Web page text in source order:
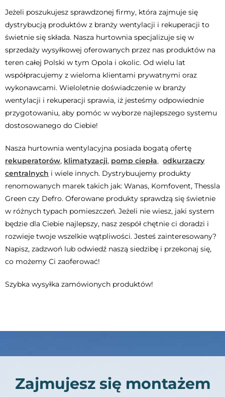
Jeżeli poszukujesz sprawdzonej firmy, która zajmuje się
dystrybucją produktów z branży wentylacji i rekuperacji to
świetnie się składa. Nasza hurtownia specjalizuje się w
sprzedaży wysyłkowej oferowanych przez nas produktów na
teren całej Polski w tym Opola i okolic. Od wielu lat
współpracujemy z wieloma klientami prywatnymi oraz
wykonawcami. Wieloletnie doświadczenie w branży
wentylacji i rekuperacji sprawia, iż jesteśmy odpowiednie
przygotowaniu, aby pomóc w wyborze najlepszego systemu
dostosowanego do Ciebie!
Nasza hurtownia wentylacyjna posiada bogatą ofertę
rekuperatorów, klimatyzacji, pomp ciepła, odkurzaczy
centralnych i wiele innych. Dystrybuujemy produkty
renomowanych marek takich jak: Wanas, Komfovent, Thessla
Green czy Defro. Oferowane produkty sprawdzą się świetnie
w różnych typach pomieszczeń. Jeżeli nie wiesz, jaki system
będzie dla Ciebie najlepszy, nasz zespół chętnie ci doradzi i
rozwieje twoje wszelkie wątpliwości. Jesteś zainteresowany?
Napisz, zadzwoń lub odwiedź naszą siedzibę i przekonaj się,
co możemy Ci zaoferować!
Szybka wysyłka zamówionych produktów!
Zajmujesz się montażem